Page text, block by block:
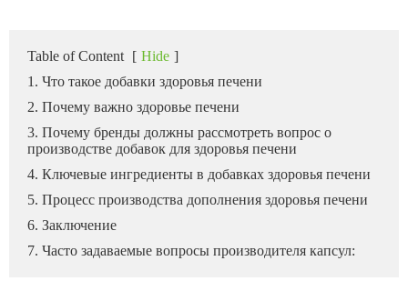
Table of Content [ Hide ]
1. Что такое добавки здоровья печени
2. Почему важно здоровье печени
3. Почему бренды должны рассмотреть вопрос о
производстве добавок для здоровья печени
4. Ключевые ингредиенты в добавках здоровья печени
5. Процесс производства дополнения здоровья печени
6. Заключение
7. Часто задаваемые вопросы производителя капсул: